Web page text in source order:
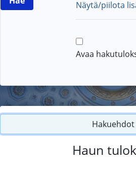
Näytä/piilota
Avaa
Hakuehdot
Haun